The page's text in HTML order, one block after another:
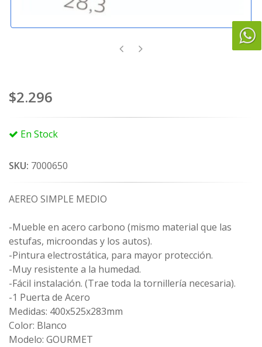
$2.296
En Stock
SKU: 7000650
AEREO SIMPLE MEDIO
-Mueble en acero carbono (mismo material que las
estufas, microondas y los autos).
-Pintura electrostática, para mayor protección.
-Muy resistente a la humedad.
-Fácil instalación. (Trae toda la tornillería necesaria).
-1 Puerta de Acero
Medidas: 400x525x283mm
Color: Blanco
Modelo: GOURMET